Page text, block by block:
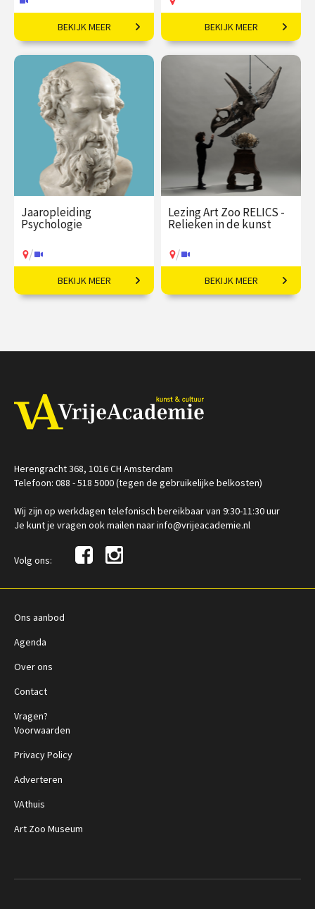
Kunsthistoricus Martijn
Pieters over humor in 16e
en 17e-eeuwse kunst.
€ 35,00
vanaf 08
sep
Online
BEKIJK MEER
Breng dieren tot leven in
lijnen en contrast.
vanaf 02
sep
Op locatie
BEKIJK MEER
Jaaropleiding
Psychologie
/
Een introductie naar het
menselijk zijn
okt
BEKIJK MEER
Lezing Art Zoo RELICS -
Relieken in de kunst
/
Fossielen als
kunstwerken.
sep
BEKIJK MEER
Herengracht 368, 1016 CH Amsterdam
Telefoon: 088 - 518 5000 (tegen de gebruikelijke belkosten)
Wij zijn op werkdagen telefonisch bereikbaar van 9:30-11:30 uur
Je kunt je vragen ook mailen naar info@vrijeacademie.nl
Volg ons:
Ons aanbod
Agenda
Over ons
Contact
Vragen?
Voorwaarden
Privacy Policy
Adverteren
VAthuis
Art Zoo Museum